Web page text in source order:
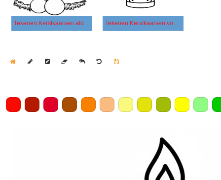
Tekenen Kerstkaarsen afdrukbaar voor kinderen Tekenen Kerstkaarsen voor kinderen